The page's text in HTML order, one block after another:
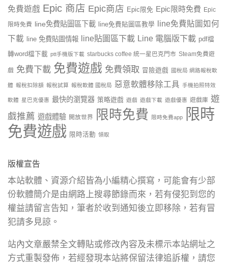
免費遊戲 Epic 商店 Epic商店 Epic限免 Epic限時免費 Epic
限時免費 line免費貼圖區下載 line免費貼圖區教學
line免費貼圖如何
下載
line 免費貼圖情報 line貼圖區下載 Line 電腦版下載 pdf檔
轉word檔下載 ptt手機版下載 starbucks coffee 統一星巴克門市 Steam免費遊
戲 免費下載 免費遊戲 免費領取 冒險遊戲 國稅局 網路報稅軟
體 報稅扣除額 報稅試算 報稅軟體 國稅局 惡意軟體移除工具 手機拍照特效
軟體 星巴克優惠 最快的瀏覽器 策略遊戲 遊戲 遊戲下載 遊戲優惠 遊戲庫 遊
戲推薦 遊戲體驗 開放世界 限時免費 限時免費app
限時
免費遊戲 限時活動 領取
版權宣告
本站軟體、資源介紹皆為小編精心撰寫，可能會有少部
份軟體簡介是由網路上搜尋節錄而來，若有侵犯到您的
權益請留言告知，筆者於收到通知後立即移除，若有冒
犯請多見諒。
站內文章嚴禁全文轉貼或修改內容及未標示本站網址之
方式重製發佈，若經發現本站將保留法律追訴權，請您